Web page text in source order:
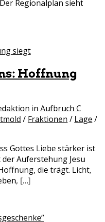
Regionalplan sieht
Hoffnung
in Aufbruch C
/ Fraktionen / Lage /
Gottes Liebe stärker ist
Auferstehung Jesu
die trägt. Licht,
[…]